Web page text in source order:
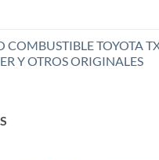
COMBUSTIBLE TOYOTA TX
Y OTROS ORIGINALES